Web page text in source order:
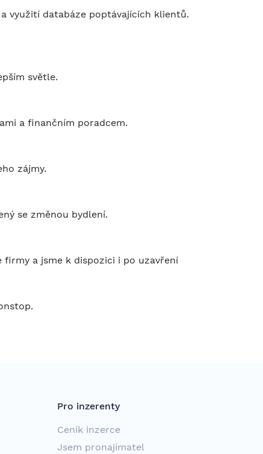
využití databáze poptávajících klientů.
světle.
a finančním poradcem.
zájmy.
se změnou bydlení.
firmy a jsme k dispozici i po uzavření
Pro inzerenty
Ceník inzerce
Jsem pronajímatel